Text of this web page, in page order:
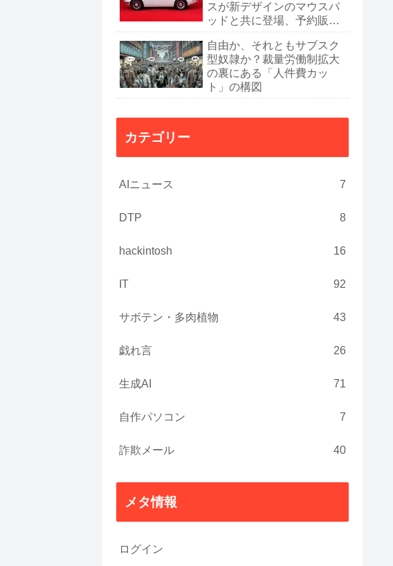
スが新デザインのマウスパ
ッドと共に登場、予約販売
自由か、それともサブスク
型奴隷か？裁量労働制拡大
の裏にある「人件費カッ
ト」の構図
カテゴリー
AIニュース 7
DTP 8
hackintosh 16
IT 92
サボテン・多肉植物 43
戯れ言 26
生成AI 71
自作パソコン 7
詐欺メール 40
メタ情報
ログイン